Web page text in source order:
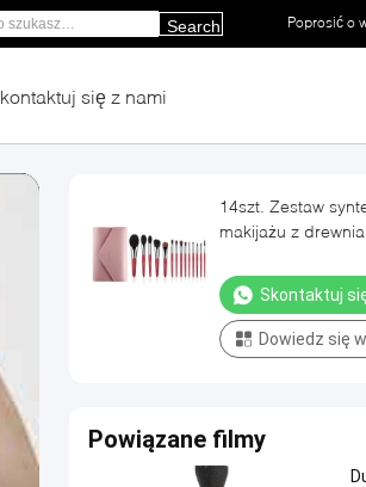
Poprosić o
Search
się z nami
14szt. Zestaw
makijażu z
Skontaktuj
Dowiedz się
Powiązane filmy